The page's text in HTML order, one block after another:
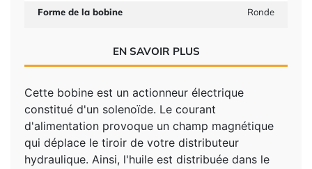
Forme de la bobine Ronde
EN SAVOIR PLUS
Cette bobine est un actionneur électrique
constitué d'un solenoïde. Le courant
d'alimentation provoque un champ magnétique
qui déplace le tiroir de votre distributeur
hydraulique. Ainsi, l'huile est distribuée dans le